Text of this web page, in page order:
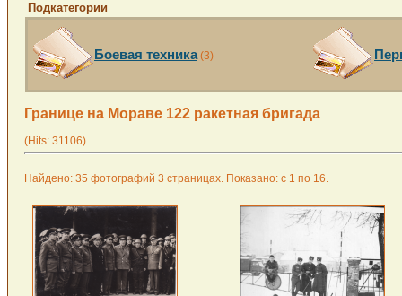
Подкатегории
Боевая техника(3)
Границе на Мораве 122 ракетная бригада
(Hits: 31106)
Найдено: 35 фотографий 3 страницах. Показано: с 1 по 16.